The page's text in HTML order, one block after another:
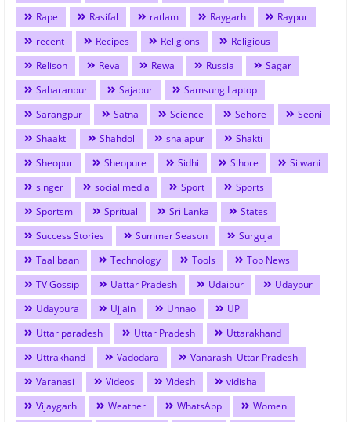
Rape
Rasifal ratlam Raygarh
Raypur
recent
Recipes Religions
Religious
Relison
Reva Rewa Russia
Sagar
Saharanpur
Sajapur
Samsung Laptop
Sarangpur
Satna Science Sehore
Seoni
Shaakti
Shahdol shajapur
Shakti
Sheopur
Sheopure Sidhi Sihore
Silwani
singer
social media Sport
Sports
Sportsm
Spritual Sri Lanka
States
Success Stories
Summer Season
Surguja
Taalibaan
Technology Tools
Top News
TV Gossip
Uattar Pradesh Udaipur
Udaypur
Udaypura
Ujjain Unnao
UP
Uttar paradesh
Uttar Pradesh
Uttarakhand
Uttrakhand
Vadodara
Vanarashi Uttar Pradesh
Varanasi
Videos Videsh
vidisha
Vijaygarh
Weather WhatsApp
Women